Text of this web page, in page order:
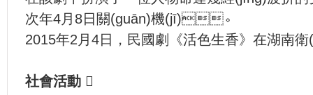
次年4月8日關(guān)機(jī)。
2015年2月4日，民國劇《活色生香》在湖南衛
社會活動 